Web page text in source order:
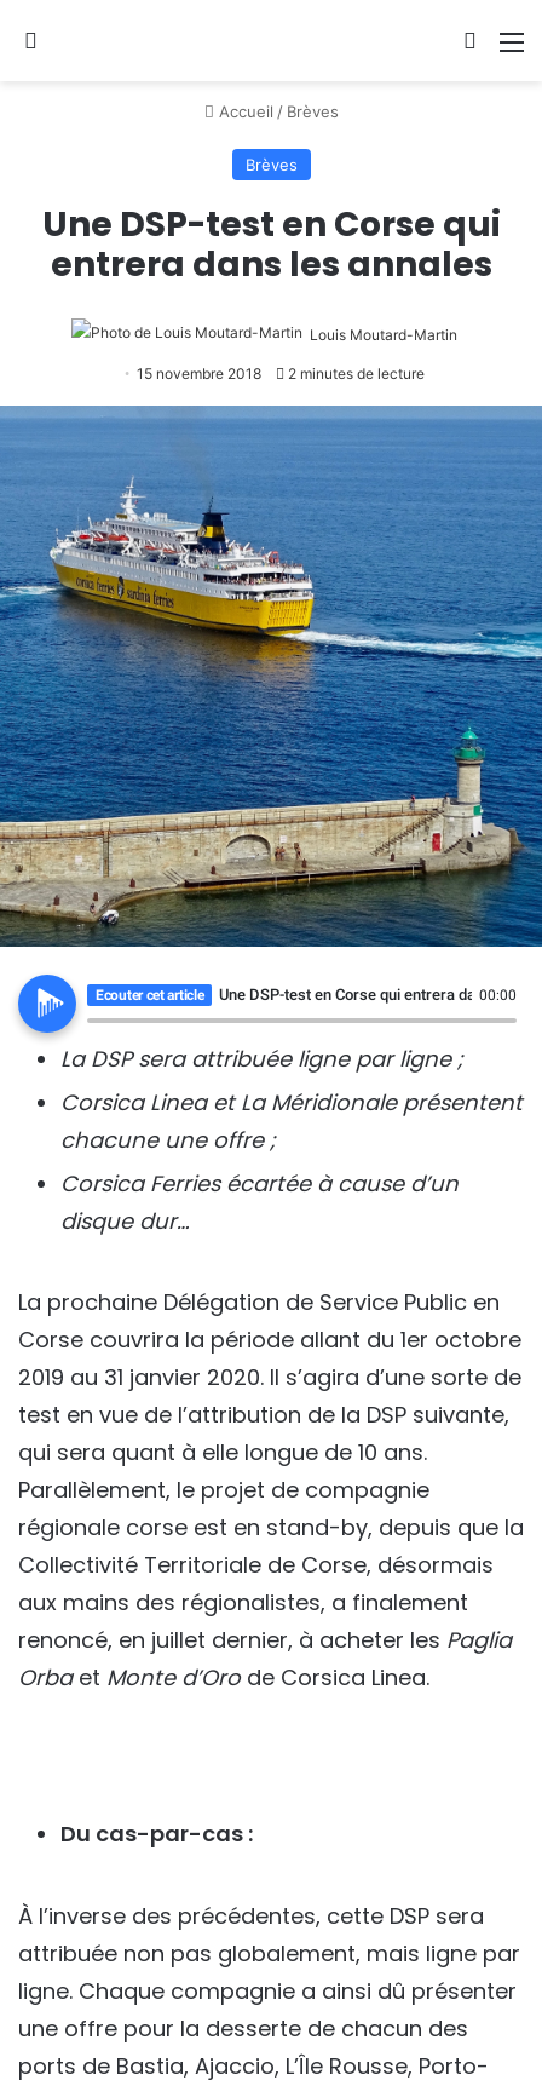
Accueil / Brèves
Brèves
Une DSP-test en Corse qui
entrera dans les annales
Louis Moutard-Martin
15 novembre 2018 2 minutes de lecture
Ecouter cet article Une DSP-test en Corse qui entrera dans les
00:00
La DSP sera attribuée ligne par ligne ;
Corsica Linea et La Méridionale présentent
chacune une offre ;
Corsica Ferries écartée à cause d’un
disque dur…
La prochaine Délégation de Service Public en
Corse couvrira la période allant du 1er octobre
2019 au 31 janvier 2020. Il s’agira d’une sorte de
test en vue de l’attribution de la DSP suivante,
qui sera quant à elle longue de 10 ans.
Parallèlement, le projet de compagnie
régionale corse est en stand-by, depuis que la
Collectivité Territoriale de Corse, désormais
aux mains des régionalistes, a finalement
renoncé, en juillet dernier, à acheter les Paglia
Orbaet Monte d’Orode Corsica Linea.
Du cas-par-cas :
À l’inverse des précédentes, cette DSP sera
attribuée non pas globalement, mais ligne par
ligne. Chaque compagnie a ainsi dû présenter
une offre pour la desserte de chacun des
ports de Bastia, Ajaccio, L’Île Rousse, Porto-